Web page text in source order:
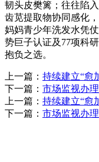
韧头皮樊篱；往往陷
齿苋提取物协同感化
妈妈青少年洗发水凭
势巨子认证及77项科
抱负之选。
上一篇： 持续建立“愈
下一篇： 市场监视办
上一篇： 持续建立“愈
下一篇： 市场监视办